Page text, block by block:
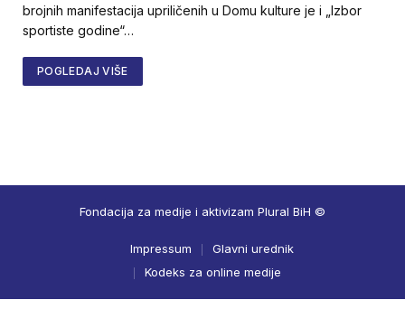
brojnih manifestacija upriličenih u Domu kulture je i „Izbor
sportiste godine“…
POGLEDAJ VIŠE
Fondacija za medije i aktivizam Plural BiH ©
Impressum
Glavni urednik
Kodeks za online medije